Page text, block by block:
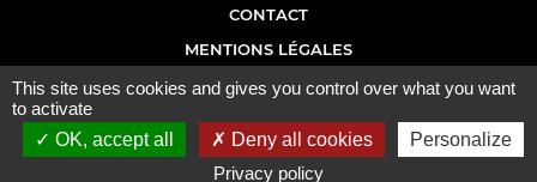
CONTACT
MENTIONS LÉGALES
This site uses cookies and gives you control over what you want
to activate
OK, accept all
Deny all cookies
Personalize
Privacy policy